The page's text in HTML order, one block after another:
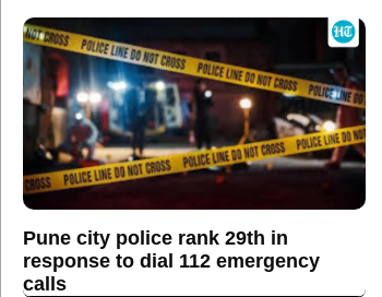
Pune city police rank 29th in
response to dial 112 emergency
calls